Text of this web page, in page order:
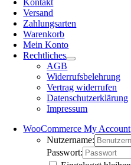
Kontakt
Versand
Zahlungsarten
Warenkorb
Mein Konto
Rechtliches
AGB
Widerrufsbelehrung
Vertrag widerrufen
Datenschutzerklärung
Impressum
WooCommerce My Account
Nutzername:
Passwort: